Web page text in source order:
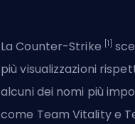
LaCounter-Strike [1]
più visualizzazioni
alcuni dei nomi più
come Team Vitalitye